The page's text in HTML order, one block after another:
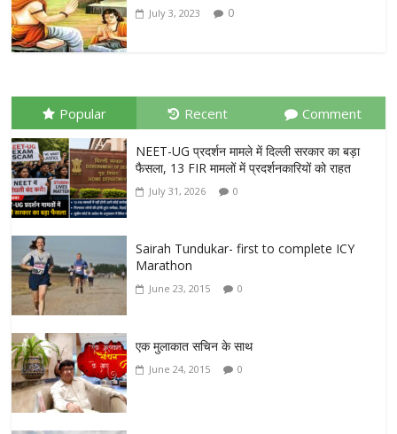
July 3, 2023 0
Popular Recent Comment
NEET-UG प्रदर्शन मामले में दिल्ली सरकार का बड़ा
फैसला, 13 FIR मामलों में प्रदर्शनकारियों को राहत
July 31, 2026 0
Sairah Tundukar- first to complete ICY
Marathon
June 23, 2015 0
एक मुलाकात सचिन के साथ
June 24, 2015 0